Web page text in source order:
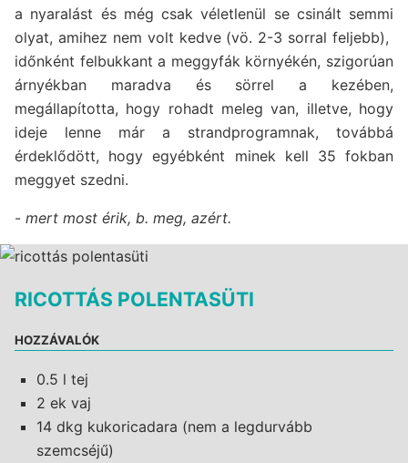
a nyaralást és még csak véletlenül se csinált semmi
olyat, amihez nem volt kedve (vö. 2-3 sorral feljebb),
időnként felbukkant a meggyfák környékén, szigorúan
árnyékban maradva és sörrel a kezében,
megállapította, hogy rohadt meleg van, illetve, hogy
ideje lenne már a strandprogramnak, továbbá
érdeklődött, hogy egyébként minek kell 35 fokban
meggyet szedni.
- mert most érik, b. meg, azért.
RICOTTÁS POLENTASÜTI
HOZZÁVALÓK
0.5 l tej
2 ek vaj
14 dkg kukoricadara (nem a legdurvább
szemcséjű)